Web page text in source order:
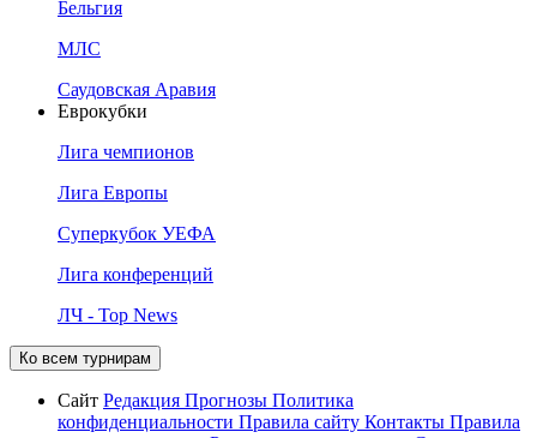
Бельгия
МЛС
Саудовская Аравия
Еврокубки
Лига чемпионов
Лига Европы
Суперкубок УЕФА
Лига конференций
ЛЧ - Top News
Ко всем турнирам
Сайт Редакция Прогнозы Политика
конфиденциальности Правила сайту Контакты Правила